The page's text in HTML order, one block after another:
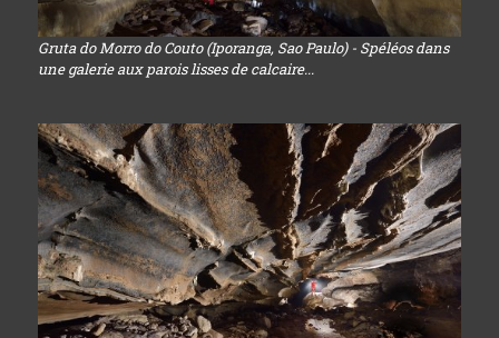
Gruta do Morro do Couto (Iporanga, Sao Paulo) - Spéléos dans
une galerie aux parois lisses de calcaire...